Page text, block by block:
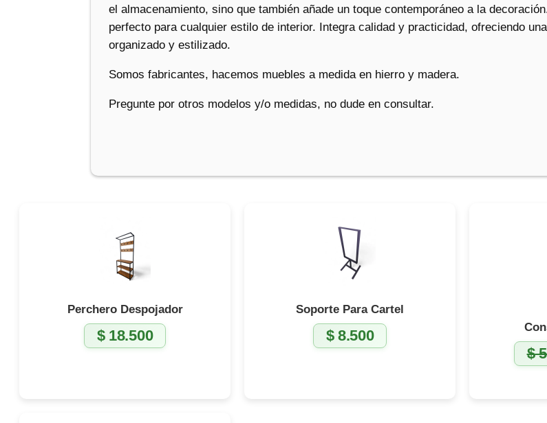
a
r
e
el almacenamiento, sino que también añade un toque contemporáneo a la
perfecto para cualquier estilo de interior. Integra calidad y practicidad, ofreciendo
organizado y estilizado.
Somos fabricantes, hacemos muebles a medida en hierro y madera.
Pregunte por otros modelos y/o medidas, no dude en consultar.
Perchero Despojador
$18.500
Soporte Para Cartel
$8.500
$